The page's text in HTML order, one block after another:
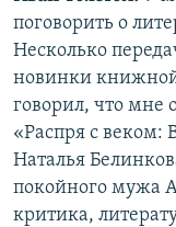
поговорить о
Несколько
новинки
говорил, что мне
«Распря с веком:
Наталья
покойного мужа
критика,